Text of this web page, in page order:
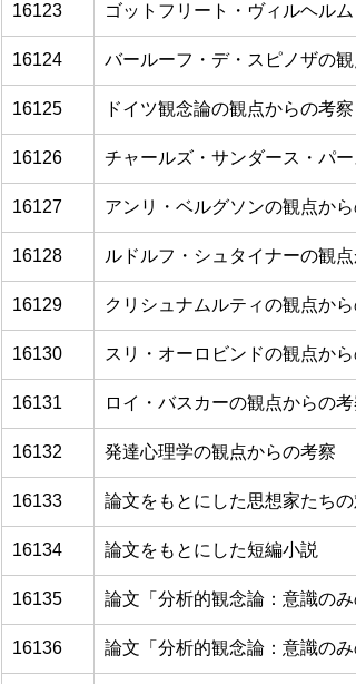
16123 ゴットフリート・ヴィルヘル
16124 バールーフ・デ・スピノザの観
16125 ドイツ観念論の観点からの考察
16126 チャールズ・サンダース・パ
16127 アンリ・ベルグソンの観点から
16128 ルドルフ・シュタイナーの観点
16129 クリシュナムルティの観点から
16130 スリ・オーロビンドの観点から
16131 ロイ・バスカーの観点からの考
16132 発達心理学の観点からの考察
16133 論文をもとにした思想家たちの
16134 論文をもとにした短編小説
16135 論文「分析的観念論：意識の
16136 論文「分析的観念論：意識の